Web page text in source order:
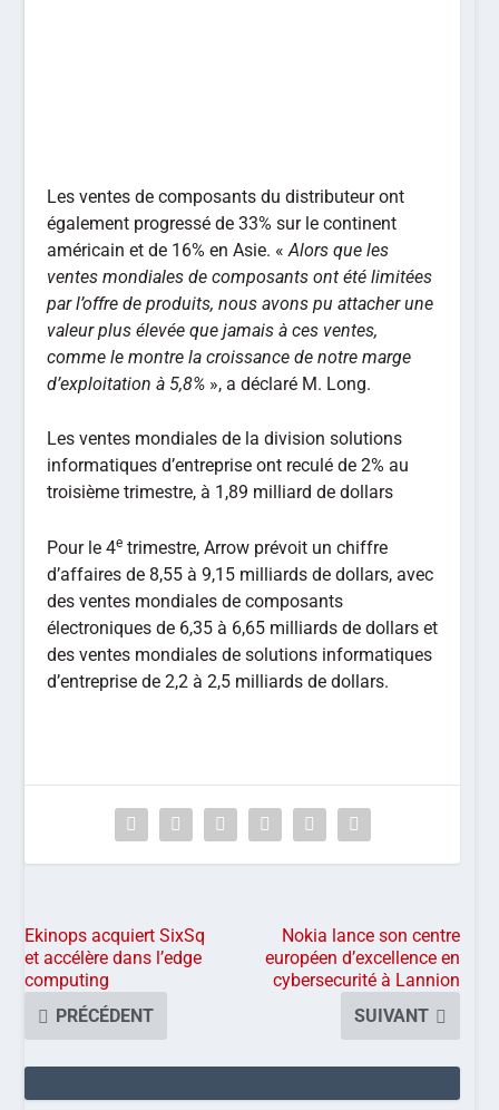
Les ventes de composants du distributeur ont
également progressé de 33% sur le continent
américain et de 16% en Asie. «Alors que les
ventes mondiales de composants ont été limitées
par l’offre de produits, nous avons pu attacher une
valeur plus élevée que jamais à ces ventes,
comme le montre la croissance de notre marge
d’exploitation à 5,8% », a déclaré M. Long.
Les ventes mondiales de la division solutions
informatiques d’entreprise ont reculé de 2% au
troisième trimestre, à 1,89 milliard de dollars
Pour le 4e trimestre, Arrow prévoit un chiffre
d’affaires de 8,55 à 9,15 milliards de dollars, avec
des ventes mondiales de composants
électroniques de 6,35 à 6,65 milliards de dollars et
des ventes mondiales de solutions informatiques
d’entreprise de 2,2 à 2,5 milliards de dollars.
Ekinops acquiert SixSq
et accélère dans l’edge
computing
PRÉCÉDENT
Nokia lance son centre
européen d’excellence en
cybersecurité à Lannion
SUIVANT